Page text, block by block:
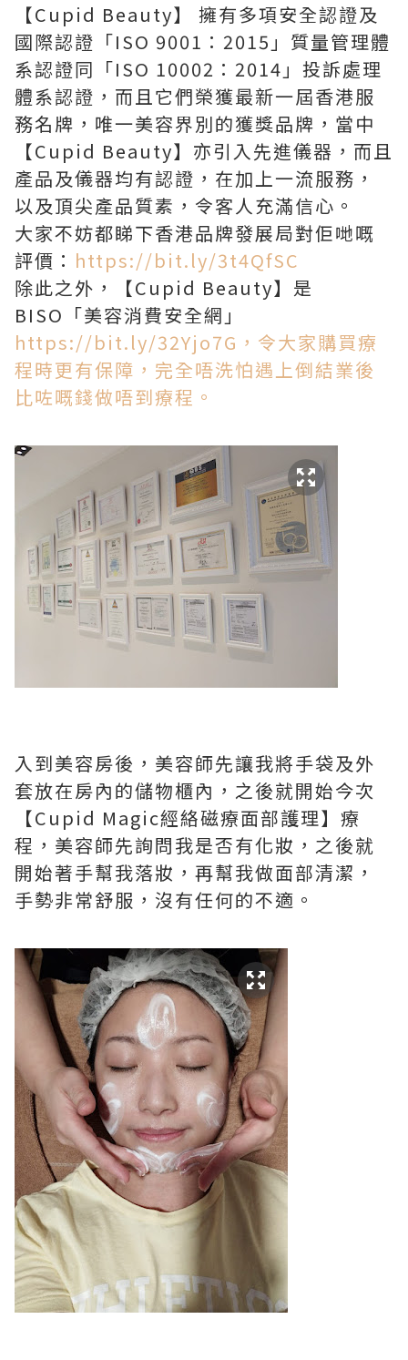
【Cupid Beauty】 擁有多項安全認證及
國際認證「ISO 9001：2015」質量管理體
系認證同「ISO 10002：2014」投訴處理
體系認證，而且它們榮獲最新一屆香港服
務名牌，唯一美容界別的獲獎品牌，當中
【Cupid Beauty】亦引入先進儀器，而且
產品及儀器均有認證，在加上一流服務，
以及頂尖產品質素，令客人充滿信心。
大家不妨都睇下香港品牌發展局對佢哋嘅
評價： https://bit.ly/3t4QfSC
除此之外，【Cupid Beauty】是
BISO「美容消費安全網」
https://bit.ly/32Yjo7G，令大家購買療
程時更有保障，完全唔洗怕遇上倒結業後
比咗嘅錢做唔到療程。
入到美容房後，美容師先讓我將手袋及外
套放在房內的儲物櫃內，之後就開始今次
【Cupid Magic經絡磁療面部護理】療
程，美容師先詢問我是否有化妝，之後就
開始著手幫我落妝，再幫我做面部清潔，
手勢非常舒服，沒有任何的不適。